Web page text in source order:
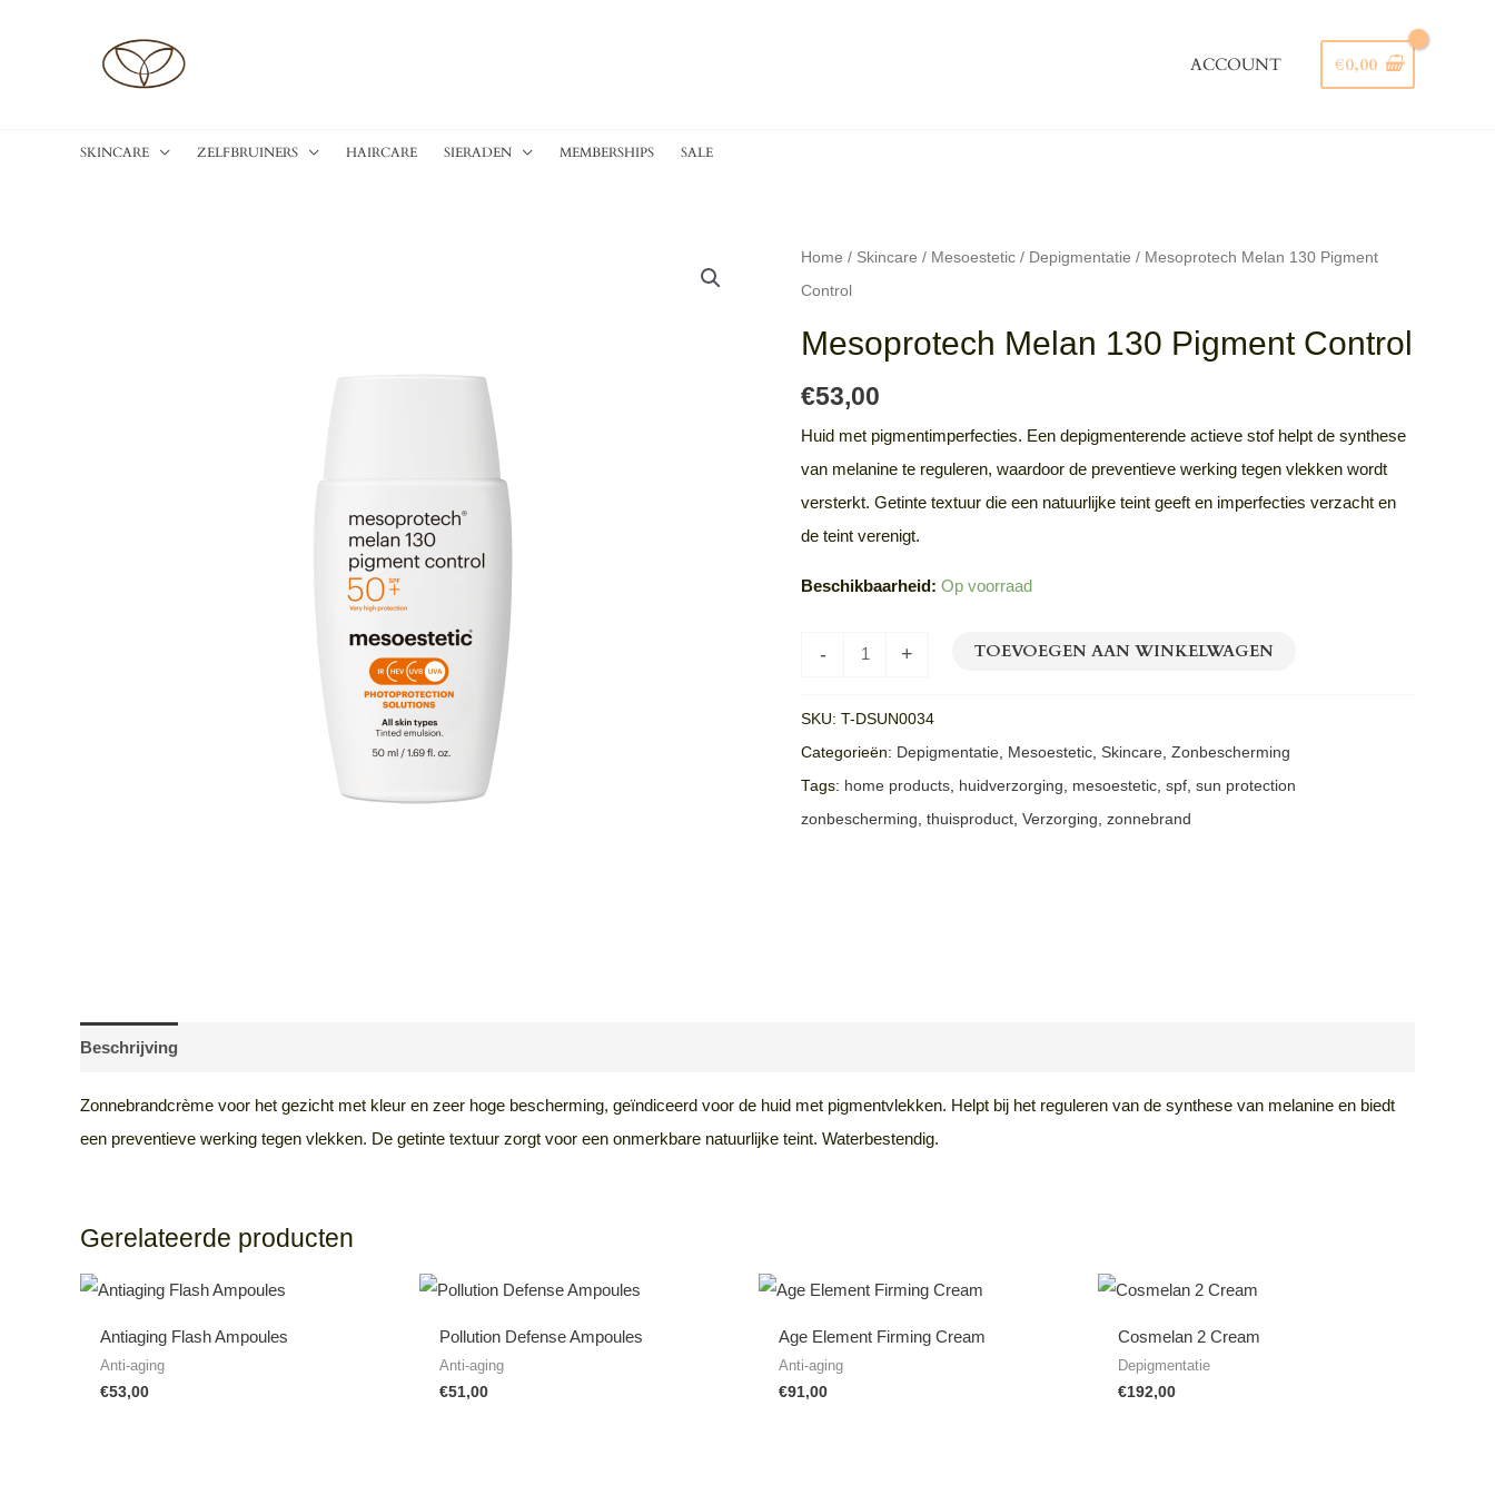
ACCOUNT €0,00
SKINCARE ZELFBRUINERS HAIRCARE SIERADEN MEMBERSHIPS SALE
Home / Skincare / Mesoestetic / Depigmentatie / Mesoprotech Melan 130 Pigment
Control
Mesoprotech Melan 130 Pigment Control
€53,00
Huid met pigmentimperfecties. Een depigmenterende actieve stof helpt de synthese
van melanine te reguleren, waardoor de preventieve werking tegen vlekken wordt
versterkt. Getinte textuur die een natuurlijke teint geeft en imperfecties verzacht en
de teint verenigt.
Beschikbaarheid: Op voorraad
-
Mesoprotech
Melan
Pigment
Control
+ TOEVOEGEN AAN WINKELWAGEN
SKU: T-DSUN0034
Categorieën: Depigmentatie Mesoestetic Skincare Zonbescherming
Tags: home products huidverzorging mesoestetic spf sun protection
zonbescherming thuisproduct Verzorging zonnebrand
Beschrijving
Zonnebrandcrème voor het gezicht met kleur en zeer hoge bescherming, geïndiceerd voor de huid met pigmentvlekken. Helpt bij het reguleren van de synthese van melanine en biedt
een preventieve werking tegen vlekken. De getinte textuur zorgt voor een onmerkbare natuurlijke teint. Waterbestendig.
Gerelateerde producten
Antiaging Flash Ampoules
Anti-aging
€53,00
Pollution Defense Ampoules
Anti-aging
€51,00
Age Element Firming Cream
Anti-aging
€91,00
Cosmelan 2 Cream
Depigmentatie
€192,00